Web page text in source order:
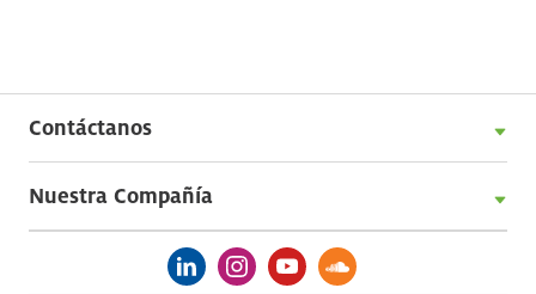
Contáctanos
Nuestra Compañía